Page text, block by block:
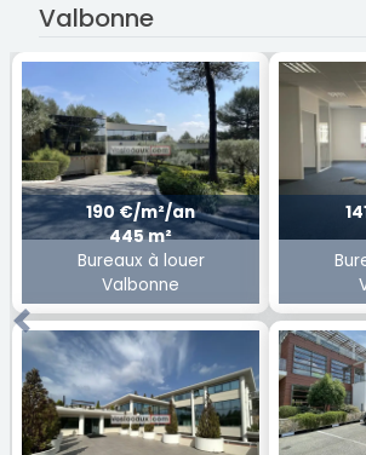
Valbonne
190 €/m²/an
445 m²
Bureaux à louer
Valbonne
Previous